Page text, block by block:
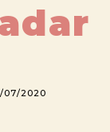
07/2020